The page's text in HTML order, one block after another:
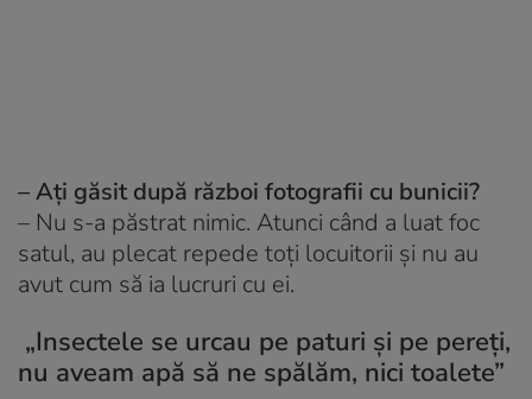
– Ați găsit după război fotografii cu bunicii?
– Nu s-a păstrat nimic. Atunci când a luat foc
satul, au plecat repede toți locuitorii și nu au
avut cum să ia lucruri cu ei.
„Insectele se urcau pe paturi și pe pereți,
nu aveam apă să ne spălăm, nici toalete”